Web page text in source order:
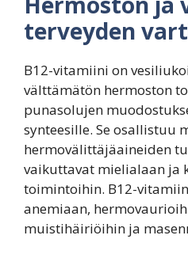
terveyden
B12-vitamiini on
välttämätön hermoston
punasolujen
synteesille. Se osallistuu
hermovälittäjäaineiden
vaikuttavat mielialaan ja
toimintoihin. B12-
anemiaan,
muistihäiriöihin ja